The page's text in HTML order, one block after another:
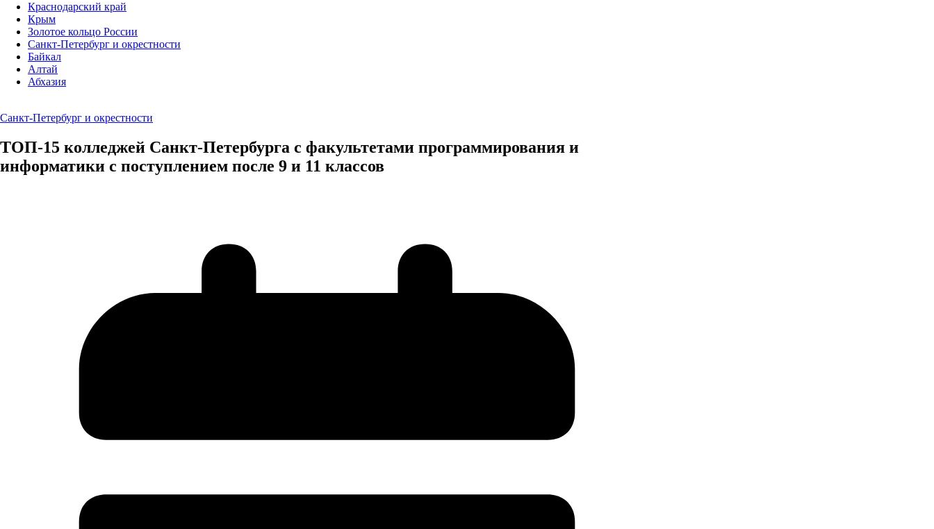
Краснодарский край
Крым
Золотое кольцо России
Санкт-Петербург и окрестности
Байкал
Алтай
Абхазия
Санкт-Петербург и окрестности
ТОП-15 колледжей Санкт-Петербурга с факультетами программирования и
информатики с поступлением после 9 и 11 классов